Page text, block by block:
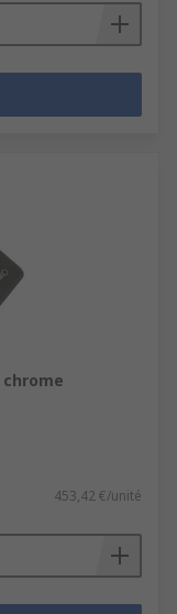
chrome
453,42 €/unité